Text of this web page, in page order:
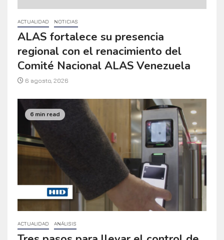
6 min read
ACTUALIDAD
Tres pasos para llevar el control de
acceso físico al nivel de la era digital
3 min read